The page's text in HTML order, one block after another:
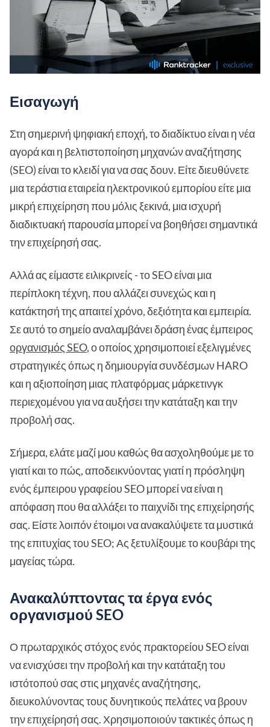
Εισαγωγή
Στη σημερινή ψηφιακή εποχή, το διαδίκτυο είναι η νέα
αγορά και η βελτιστοποίηση μηχανών αναζήτησης
(SEO) είναι το κλειδί για να σας δουν. Είτε διευθύνετε
μια τεράστια εταιρεία ηλεκτρονικού εμπορίου είτε μια
μικρή επιχείρηση που μόλις ξεκινά, μια ισχυρή
διαδικτυακή παρουσία μπορεί να βοηθήσει σημαντικά
την επιχείρησή σας.
Αλλά ας είμαστε ειλικρινείς - το SEO είναι μια
περίπλοκη τέχνη, που αλλάζει συνεχώς και η
κατάκτησή της απαιτεί χρόνο, δεξιότητα και εμπειρία.
Σε αυτό το σημείο αναλαμβάνει δράση ένας έμπειρος
οργανισμός SEO, ο οποίος χρησιμοποιεί εξελιγμένες
στρατηγικές όπως η δημιουργία συνδέσμων HARO
και η αξιοποίηση μιας πλατφόρμας μάρκετινγκ
περιεχομένου για να αυξήσει την κατάταξη και την
προβολή σας.
Σήμερα, ελάτε μαζί μου καθώς θα ασχοληθούμε με το
γιατί και το πώς, αποδεικνύοντας γιατί η πρόσληψη
ενός έμπειρου γραφείου SEO μπορεί να είναι η
απόφαση που θα αλλάξει το παιχνίδι της επιχείρησής
σας. Είστε λοιπόν έτοιμοι να ανακαλύψετε τα μυστικά
της επιτυχίας του SEO; Ας ξετυλίξουμε το κουβάρι της
μαγείας τώρα.
Ανακαλύπτοντας τα έργα ενός
οργανισμού SEO
Ο πρωταρχικός στόχος ενός πρακτορείου SEO είναι
να ενισχύσει την προβολή και την κατάταξη του
ιστότοπού σας στις μηχανές αναζήτησης,
διευκολύνοντας τους δυνητικούς πελάτες να βρουν
την επιχείρησή σας. Χρησιμοποιούν τακτικές όπως η